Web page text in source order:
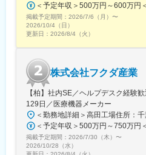
掲載予定期間： 2026/7/6（月） 〜
2026/10/4（日）
更新日： 2026/8/4（火）
株式会社フクダ産業
【柏】社内SE／ヘルプデスク経験
129日／医療機器メーカー
掲載予定期間： 2026/7/30（木） 〜
2026/10/28（水）